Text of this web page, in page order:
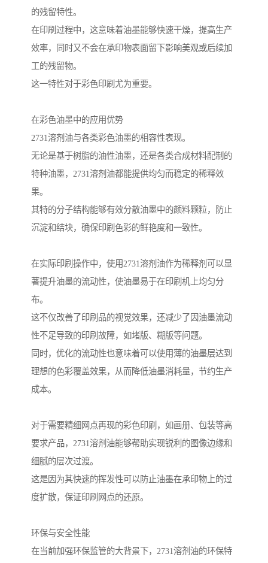
的残留特性。
在印刷过程中，这意味着油墨能够快速干燥，提高生产
效率，同时又不会在承印物表面留下影响美观或后续加
工的残留物。
这一特性对于彩色印刷尤为重要。
在彩色油墨中的应用优势
2731溶剂油与各类彩色油墨的相容性表现。
无论是基于树脂的油性油墨，还是各类合成材料配制的
特种油墨，2731溶剂油都能提供均匀而稳定的稀释效
果。
其特的分子结构能够有效分散油墨中的颜料颗粒，防止
沉淀和结块，确保印刷色彩的鲜艳度和一致性。
在实际印刷操作中，使用2731溶剂油作为稀释剂可以显
著提升油墨的流动性，使油墨易于在印刷机上均匀分
布。
这不仅改善了印刷品的视觉效果，还减少了因油墨流动
性不足导致的印刷故障，如堵版、糊版等问题。
同时，优化的流动性也意味着可以使用薄的油墨层达到
理想的色彩覆盖效果，从而降低油墨消耗量，节约生产
成本。
对于需要精细网点再现的彩色印刷，如画册、包装等高
要求产品，2731溶剂油能够帮助实现锐利的图像边缘和
细腻的层次过渡。
这是因为其快速的挥发性可以防止油墨在承印物上的过
度扩散，保证印刷网点的还原。
环保与安全性能
在当前加强环保监管的大背景下，2731溶剂油的环保特